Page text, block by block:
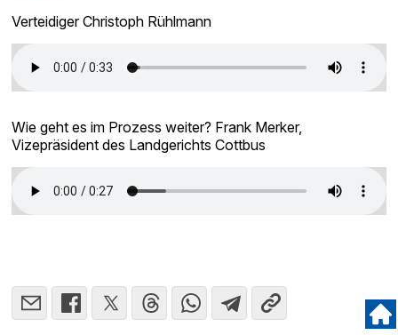
Verteidiger Christoph Rühlmann
Wie geht es im Prozess weiter? Frank Merker,
Vizepräsident des Landgerichts Cottbus